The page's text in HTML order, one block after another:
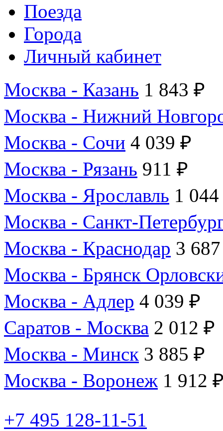
Поезда
Города
Личный кабинет
Москва - Казань 1 843 ₽
Москва - Нижний
Москва - Сочи 4 039 ₽
Москва - Рязань 911 ₽
Москва - Ярославль 1
Москва - Санкт-
Москва - Краснодар 3
Москва - Брянск
Москва - Адлер 4 039 ₽
Саратов - Москва 2 012 ₽
Москва - Минск 3 885 ₽
Москва - Воронеж 1 912
+7 495 128-11-51